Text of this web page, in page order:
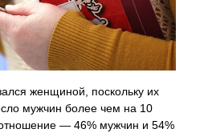
женщиной, поскольку их
мужчин более чем на 10
— 46% мужчин и 54%